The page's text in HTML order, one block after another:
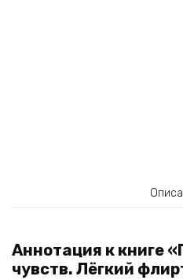
Аннотация к книге
чувств. Лёгкий